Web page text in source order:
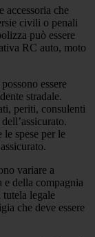
accessoria che
civili o penali
può essere
RC auto, moto
essere
stradale.
periti, consulenti
spese per le
variare a
e della compagnia
tutela legale
che deve essere